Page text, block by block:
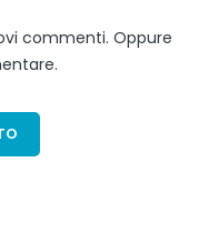
commenti. Oppure